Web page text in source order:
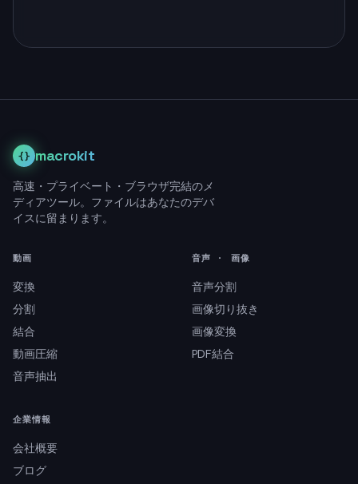
{} macrokit
高速・プライベート・ブラウザ完結のメ
ディアツール。ファイルはあなたのデバ
イスに留まります。
動画
変換
分割
結合
動画圧縮
音声抽出
音声 · 画像
音声分割
画像切り抜き
画像変換
PDF結合
企業情報
会社概要
ブログ